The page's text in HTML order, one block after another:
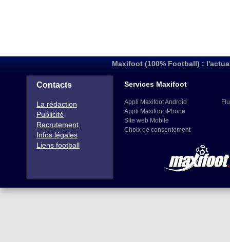
Maxifoot (100% Football) :
Contacts
La rédaction
Publicité
Recrutement
Infos légales
Liens football
Services Maxifoot
Appli Maxifoot Android
Appli Maxifoot iPhone
Site web Mobile
Choix de consentement